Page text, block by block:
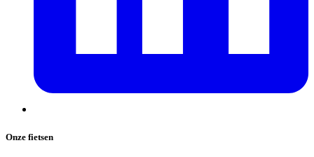
Onze fietsen